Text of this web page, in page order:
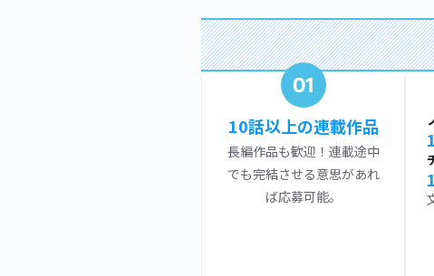
01
10話以上の連載作品
長編作品も歓迎！連載途中
でも完結させる意思があれ
ば応募可能。